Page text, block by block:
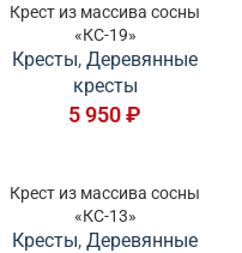
Крест из массива сосны
«КС-19»
Кресты, Деревянные
кресты
5 950₽
Крест из массива сосны
«КС-13»
Кресты, Деревянные